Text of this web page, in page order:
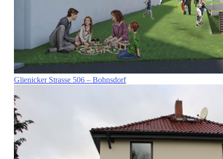
Glienicker Strasse 506 – Bohnsdorf